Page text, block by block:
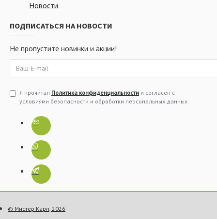
Новости
ПОДПИСАТЬСЯ НА НОВОСТИ
Не пропустите новинки и акции!
Я прочитал Политика конфиденциальности и согласен с
условиями безопасности и обработки персональных данных
© Мистер Карп, 2026